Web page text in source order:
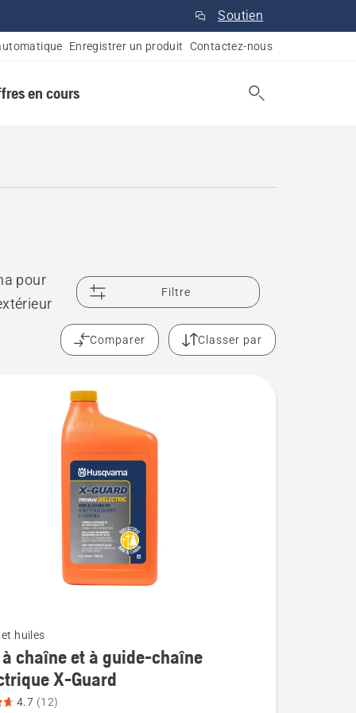
Soutien
Enregistrer un produit Contactez-nous
en cours
pour
Filtre
Comparer Classer par
huiles
chaîne et à guide-chaîne
X-Guard
4.7 (12)